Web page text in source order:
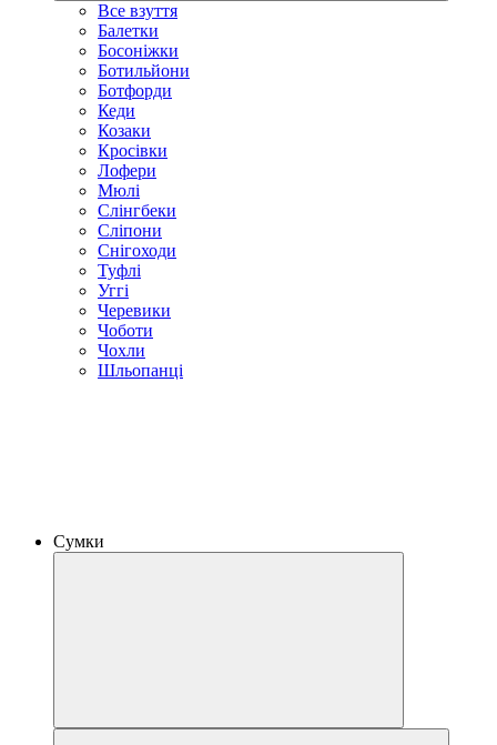
Все взуття
Балетки
Босоніжки
Ботильйони
Ботфорди
Кеди
Козаки
Кросівки
Лофери
Мюлі
Слінгбеки
Сліпони
Снігоходи
Туфлі
Уггі
Черевики
Чоботи
Чохли
Шльопанці
Сумки